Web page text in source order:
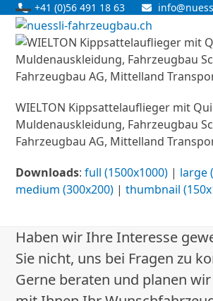
Skip
content
+41 (0)56 491 18 63
Open
mobile
menu
Close
mobile
menu
WIELTON Kippsattelauflieger mit
Muldenauskleidung, Fahrzeugbau
Fahrzeugbau AG, Mittelland
Downloads:full (1500x1000) | large
medium (300x200) |thumbnail
Haben wir Ihre Interesse
Sie nicht, uns bei Fragen zu
Gerne beraten und planen